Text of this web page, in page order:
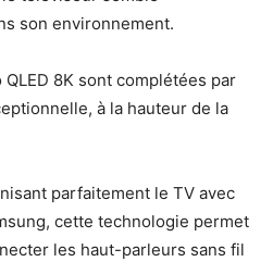
son environnement.
8K sont complétées par
à la hauteur de la
parfaitement le TV avec
cette technologie permet
les haut-parleurs sans fil